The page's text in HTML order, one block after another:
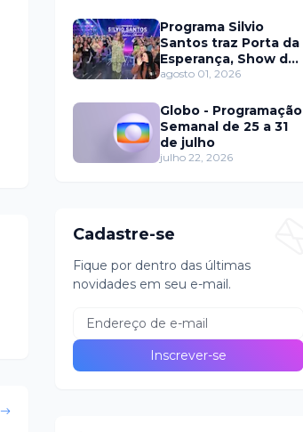
Programa Silvio
Santos traz Porta da
Esperança, Show de
Calouros e Qual é a
domingo (2)
agosto 01, 2026
Globo - Programação
Semanal de 25 a 31
de julho
julho 22, 2026
Cadastre-se
Fique por dentro das últimas
novidades em seu e-mail.